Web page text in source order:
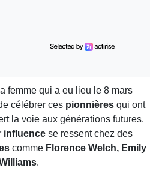
femme qui a eu lieu le 8 mars
célébrer ces pionnières qui ont
la voie aux générations futures.
influence se ressent chez des
comme Florence Welch, Emily
.